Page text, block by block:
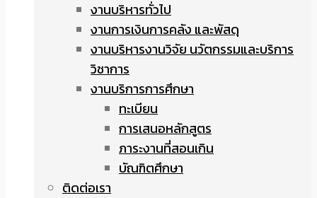
งานบริหารทั่วไป
งานการเงินการคลัง และพัสดุ
งานบริหารงานวิจัย นวัตกรรมและบริการ
วิชาการ
งานบริการการศึกษา
ทะเบียน
การเสนอหลักสูตร
ภาระงานที่สอนเกิน
บัณฑิตศึกษา
ติดต่อเรา